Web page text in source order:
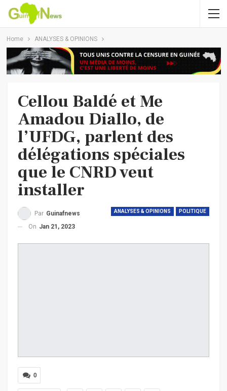
Home ANALYSES & OPINIONS
Cellou Baldé et Me
Amadou Diallo, de
l’UFDG, parlent des
délégations spéciales
que le CNRD veut
installer
ANALYSES & OPINIONS POLITIQUE
Par Guinafnews
On Jan 21, 2023
0